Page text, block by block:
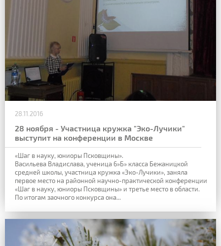
28.11.2016
28 ноября - Участница кружка "Эко-Лучики"
выступит на конференции в Москве
«Шаг в науку, юниоры Псковщины».
Васильева Владислава, ученица 6»Б» класса Бежаницкой
средней школы, участница кружка «Эко-Лучики», заняла
первое место на районной научно-практической конференции
«Шаг в науку, юниоры Псковщины» и третье место в области.
По итогам заочного конкурса она...